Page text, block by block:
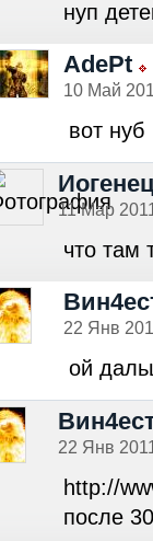
нуп
AdePt
10 Май
вот нуб
11 Мар
что там
22 Янв
ой
22 Янв
http://
после